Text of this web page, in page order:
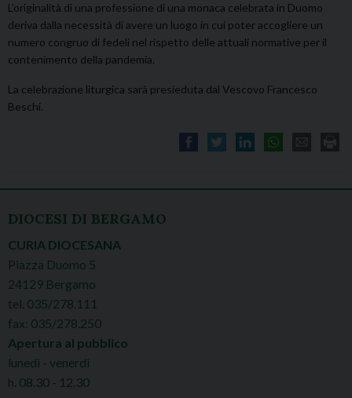
L’originalità di una professione di una monaca celebrata in Duomo
deriva dalla necessità di avere un luogo in cui poter accogliere un
numero congruo di fedeli nel rispetto delle attuali normative per il
contenimento della pandemia.
La celebrazione liturgica sarà presieduta dal Vescovo Francesco
Beschi.
DIOCESI DI BERGAMO
CURIA DIOCESANA
Piazza Duomo 5
24129 Bergamo
tel. 035/278.111
fax: 035/278.250
Apertura al pubblico
lunedì - venerdì
h. 08.30 - 12.30